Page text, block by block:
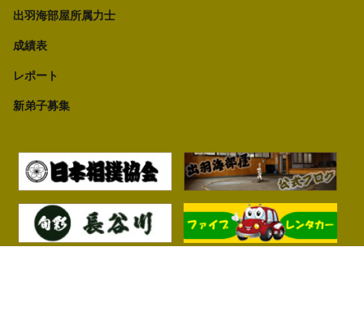
出羽海部屋所属力士
成績表
レポート
新弟子募集